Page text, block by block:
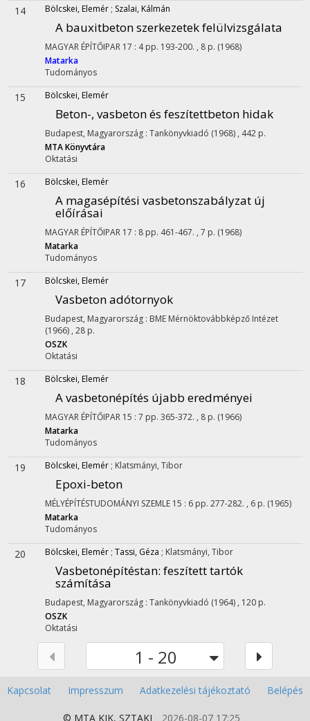
14 Bölcskei, Elemér ; Szalai, Kálmán
A bauxitbeton szerkezetek felülvizsgálata
MAGYAR ÉPÍTŐIPAR 17 : 4 pp. 193-200. , 8 p. (1968)
Matarka
Tudományos
15 Bölcskei, Elemér
Beton-, vasbeton és feszítettbeton hidak
Budapest, Magyarország : Tankönyvkiadó (1968) , 442 p.
MTA Könyvtára
Oktatási
16 Bölcskei, Elemér
A magasépítési vasbetonszabályzat új
előírásai
MAGYAR ÉPÍTŐIPAR 17 : 8 pp. 461-467. , 7 p. (1968)
Matarka
Tudományos
17 Bölcskei, Elemér
Vasbeton adótornyok
Budapest, Magyarország : BME Mérnöktovábbképző Intézet
(1966) , 28 p.
OSZK
Oktatási
18 Bölcskei, Elemér
A vasbetonépítés újabb eredményei
MAGYAR ÉPÍTŐIPAR 15 : 7 pp. 365-372. , 8 p. (1966)
Matarka
Tudományos
19 Bölcskei, Elemér ; Klatsmányi, Tibor
Epoxi-beton
MÉLYÉPÍTÉSTUDOMÁNYI SZEMLE 15 : 6 pp. 277-282. , 6 p. (1965)
Matarka
Tudományos
20 Bölcskei, Elemér ; Tassi, Géza ; Klatsmányi, Tibor
Vasbetonépítéstan: feszített tartók
számítása
Budapest, Magyarország : Tankönyvkiadó (1964) , 120 p.
OSZK
Oktatási
1 - 20
Kapcsolat Impresszum Adatkezelési tájékoztató Belépés
© MTA KIK, SZTAKI 2026-08-07 17:25